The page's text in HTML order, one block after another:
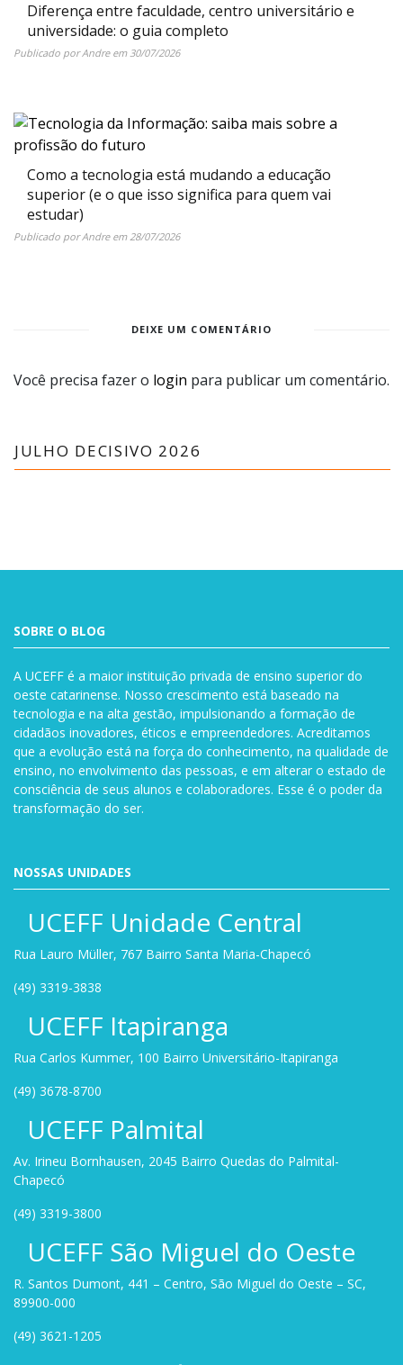
Diferença entre faculdade, centro universitário e
universidade: o guia completo
Publicado porAndreem30/07/2026
Como a tecnologia está mudando a educação
superior (e o que isso significa para quem vai
estudar)
Publicado porAndreem28/07/2026
DEIXE UM COMENTÁRIO
Você precisa fazer o login para publicar um comentário.
JULHO DECISIVO 2026
SOBRE O BLOG
A UCEFF é a maior instituição privada de ensino superior do
oeste catarinense. Nosso crescimento está baseado na
tecnologia e na alta gestão, impulsionando a formação de
cidadãos inovadores, éticos e empreendedores. Acreditamos
que a evolução está na força do conhecimento, na qualidade de
ensino, no envolvimento das pessoas, e em alterar o estado de
consciência de seus alunos e colaboradores. Esse é o poder da
transformação do ser.
NOSSAS UNIDADES
UCEFF Unidade Central
Rua Lauro Müller, 767 Bairro Santa Maria-Chapecó
(49) 3319-3838
UCEFF Itapiranga
Rua Carlos Kummer, 100 Bairro Universitário-Itapiranga
(49) 3678-8700
UCEFF Palmital
Av. Irineu Bornhausen, 2045 Bairro Quedas do Palmital-
Chapecó
(49) 3319-3800
UCEFF São Miguel do Oeste
R. Santos Dumont, 441 – Centro, São Miguel do Oeste – SC,
89900-000
(49) 3621-1205